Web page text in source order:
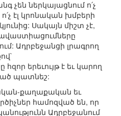
չեն ներկայացնում ո՛չ
էլ կրոնական խմբերի
Սակայն միշտ չէ,
Ադրբեջանցի լրագրող
երեւույթ է եւ կարող
պատնեշ:
քաղաքական եւ
համոզված են, որ
Ադրբեջանում